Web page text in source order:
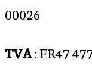
00026
TVA: FR47